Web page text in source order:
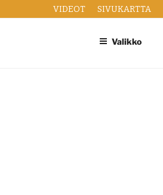
VIDEOT SIVUKARTTA
Valikko